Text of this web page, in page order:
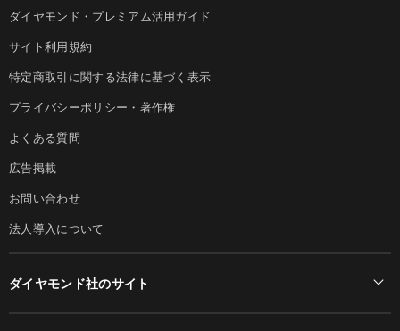
ダイヤモンド・プレミアム活用ガイド
サイト利用規約
特定商取引に関する法律に基づく表示
プライバシーポリシー・著作権
よくある質問
広告掲載
お問い合わせ
法人導入について
ダイヤモンド社のサイト